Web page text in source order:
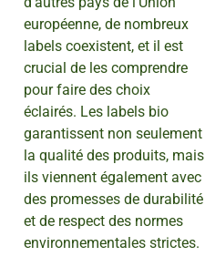
européenne, de nombreux
labels coexistent, et il est
crucial de les comprendre
pour faire des choix
éclairés. Les labels bio
garantissent non seulement
la qualité des produits, mais
ils viennent également avec
des promesses de durabilité
et de respect des normes
environnementales strictes.